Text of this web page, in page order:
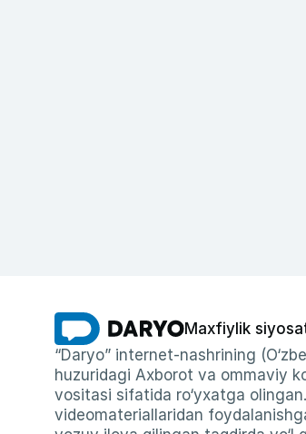
Maxfiylik
“Daryo” internet-nashrining
huzuridagi Axborot va ommaviy
vositasi sifatida ro‘yxatga
videomateriallaridan